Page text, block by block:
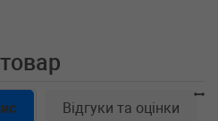
Відгуки та оцінки